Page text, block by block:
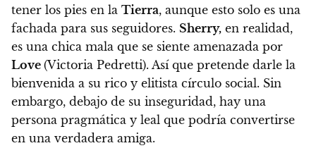
tener los pies en la Tierra, aunque esto solo es una
fachada para sus seguidores. Sherry, en realidad,
es una chica mala que se siente amenazada por
Love (Victoria Pedretti). Así que pretende darle la
bienvenida a su rico y elitista círculo social. Sin
embargo, debajo de su inseguridad, hay una
persona pragmática y leal que podría convertirse
en una verdadera amiga.